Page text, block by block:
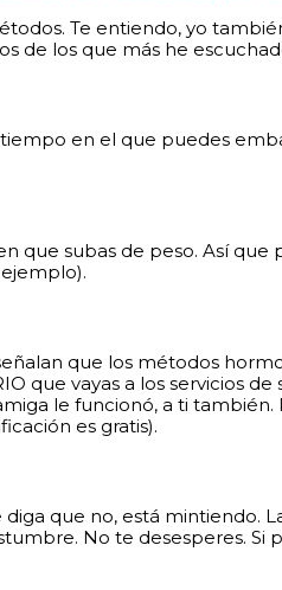
Te entiendo, yo
de los que más he
en el que puedes
que subas de peso. Así
que los métodos
que vayas a los servicios
le funcionó, a ti también.
es gratis).
que no, está mintiendo.
No te desesperes.